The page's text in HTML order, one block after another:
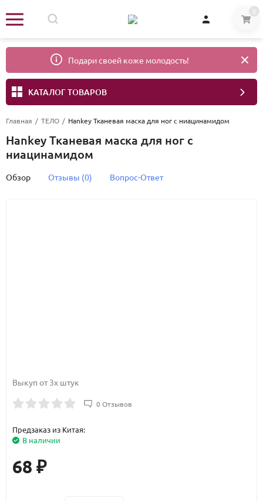
0
Подари своей коже молодость!
КАТАЛОГ ТОВАРОВ
Главная / ТЕЛО / Hankey Тканевая маска для ног с ниацинамидом
Hankey Тканевая маска для ног с
ниацинамидом
Обзор Отзывы (0) Вопрос-Ответ
Выкуп от 3х штук
0 Отзывов
Предзаказ из Китая:
В наличии
68 ₽